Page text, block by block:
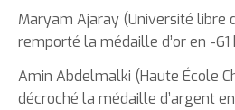
Maryam Ajaray (Université libre
remporté la médaille d’or en -61
Amin Abdelmalki (Haute École
décroché la médaille d’argent